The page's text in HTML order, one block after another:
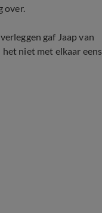
over.
gaf Jaap van
niet met elkaar eens